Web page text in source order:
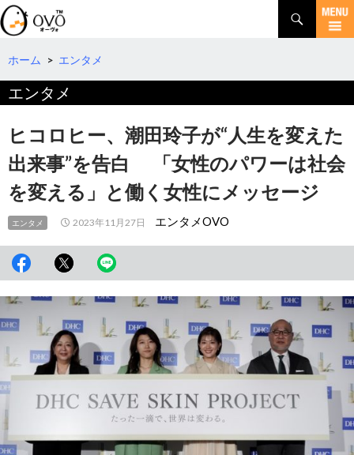
検
索
コ
テ
へ
ホーム > エンタメ
エンタメ
ヒコロヒー、潮田玲子が“人生を変えた
出来事”を告白 「女性のパワーは社会
を変える」と働く女性にメッセージ
エンタメ 2023年11月27日 エンタメOVO